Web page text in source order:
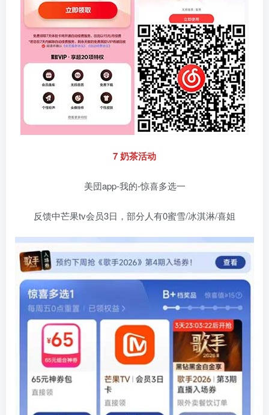
7 奶茶活动
美団app-我的-惊喜多选一
反馈中芒果tv会员3日，部分人有0蜜雪/冰淇淋/喜姐